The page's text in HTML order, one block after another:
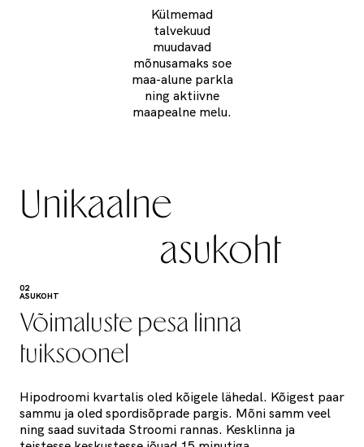
Külmemad
talvekuud
muudavad
mõnusamaks soe
maa-alune parkla
ning aktiivne
maapealne melu.
Unikaalne
asukoht
02
ASUKOHT
Võimaluste pesa linna
tuiksoonel
Hipodroomi kvartalis oled kõigele lähedal. Kõigest paar
sammu ja oled spordisõprade pargis. Mõni samm veel
ning saad suvitada Stroomi rannas. Kesklinna ja